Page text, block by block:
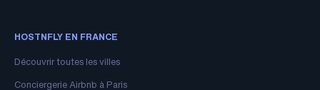
HOSTNFLY EN FRANCE
Découvrir toutes les villes
Conciergerie Airbnb à Paris